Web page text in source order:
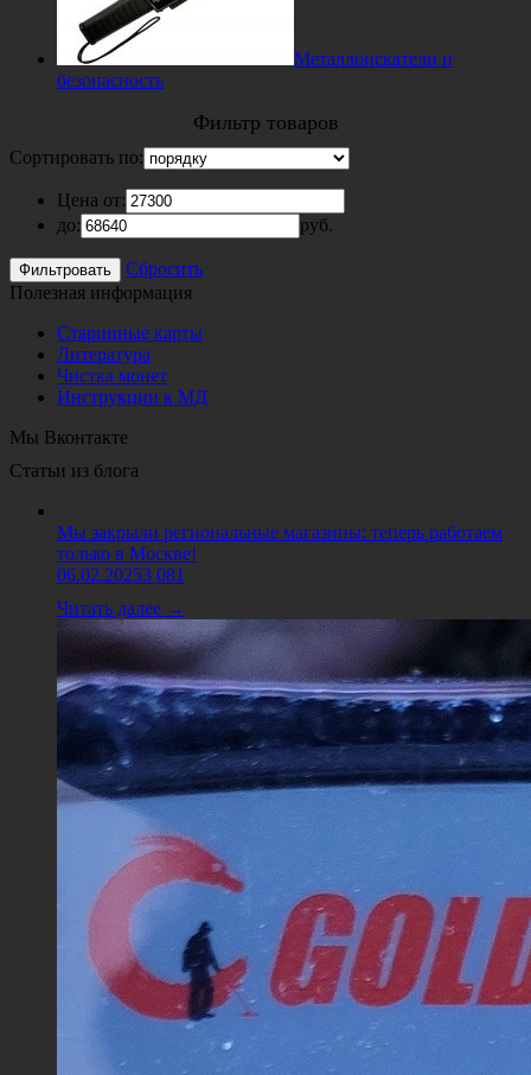
Металлоискатели и
безопасность
Фильтр товаров
Сортировать по:
Цена от:
до:
руб.
Сбросить
Полезная информация
Старинные карты
Литература
Чистка монет
Инструкции к МД
Мы Вконтакте
Статьи из блога
Мы закрыли региональные магазины: теперь работаем
только в Москве!
06.02.20253 081
Читать далее →